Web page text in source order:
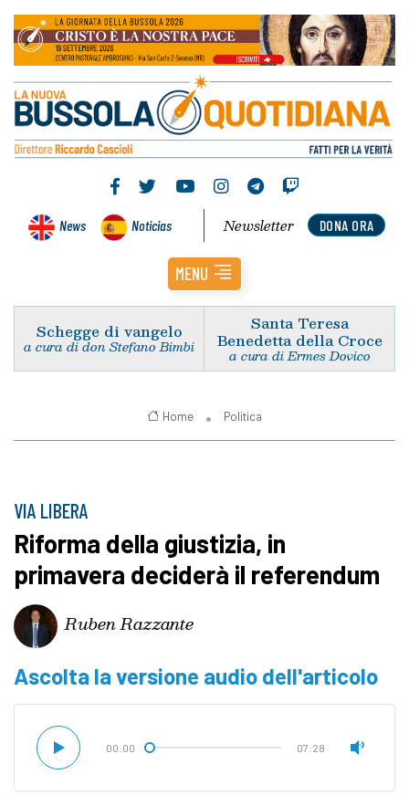
News Noticias DONA ORA
Newsletter
MENU
Schegge di vangelo
a cura di don Stefano Bimbi
Santa Teresa
Benedetta della Croce
a cura di Ermes Dovico
Home Politica
VIA LIBERA
Riforma della giustizia, in
primavera deciderà il referendum
Ruben Razzante
Ascolta la versione audio dell'articolo
00:00 07:28